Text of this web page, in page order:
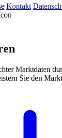
Kontakt
Marktdaten
Sie den